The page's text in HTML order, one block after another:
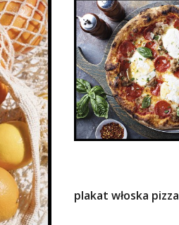
plakat włoska pizza